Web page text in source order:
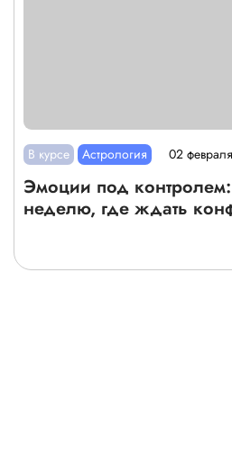
В курсе Астрология 02
Эмоции под
неделю, где ждать